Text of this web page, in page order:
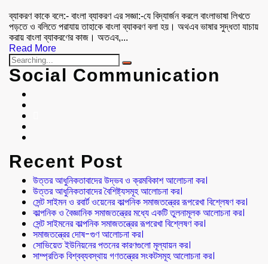
ব্যাকরণ কাকে বলে:- বাংলা ব্যাকরণ এর সজ্ঞা:-যে বিদ্যার্জন করলে বাংলাভাষা লিখতে
পড়তে ও বলিতে পরাযায় তাহাকে বাংলা ব্যাকরণ বলা হয়। অথএব ভাষার সুদ্ধতা যাচায়
করায় বাংলা ব্যাকরণের কাজ। অতএব,...
Read More
Social Communication
Recent Post
উত্তর আধুনিকতাবাদের উদ্ভব ও ক্রমবিকাশ আলোচনা কর।
উত্তর আধুনিকতাবাদের বৈশিষ্ট্যসমূহ আলোচনা কর।
সেন্ট সাইমন ও রবার্ট ওয়েনের কাল্পনিক সমাজতন্ত্রের রূপরেখা বিশ্লেষণ কর।
কাল্পনিক ও বৈজ্ঞানিক সমাজতন্ত্রের মধ্যে একটি তুলনামূলক আলোচনা কর।
সেন্ট সাইমনের কাল্পনিক সমাজতন্ত্রের রূপরেখা বিশ্লেষণ কর।
সমাজতন্ত্রের দোষ-গুণ আলোচনা কর।
সোভিয়েত ইউনিয়নের পতনের কারণগুলো মূল্যায়ন কর।
সাম্প্রতিক বিশ্বব্যবস্থায় গণতন্ত্রের সংকটসমূহ আলোচনা কর।